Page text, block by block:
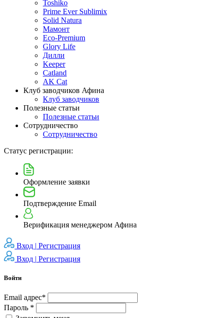
Toshiko
Prime Ever Sublimix
Solid Natura
Мамонт
Eco-Premium
Glory Life
Дилли
Keeper
Catland
AK Cat
Клуб заводчиков Афина
Клуб заводчиков
Полезные статьи
Полезные статьи
Сотрудничество
Сотрудничество
Статус регистрации:
Оформление заявки
Подтверждение Email
Верификация менеджером Афина
Вход | Регистрация
Вход | Регистрация
Войти
Email адрес*
Пароль *